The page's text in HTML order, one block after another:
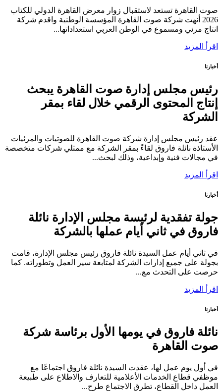
صوت القاهرة تستعد لاستقبال زوار معرض القاهرة الدولي للكتاب
2026 أنهت شركة صوت القاهرة المؤسسة الوطنية واقدم شركة
انتاج مرئي ومسموع في الوطن العربي استعداداتها...
اقرأ المزيد
أخبارنا
رئيس مجلس إدارة صوت القاهرة يبحث
إنتاج المحتوى الرقمي خلال لقاء بمقر
الشركة
عقد رئيس مجلس إدارة شركة صوت القاهرة للصوتيات والمرئيات
الأستاذة نائلة فاروق لقاءً بمقر الشركة مع ممثلي شركات متخصصة
في مجالات فنية وإبداعية، وذلك لبحث...
اقرأ المزيد
أخبارنا
جولة تفقدية لرئيسة مجلس الإدارة نائلة
فاروق في ثاني أيام عملها بالشركة
في ثاني أيام عمل السيدة نائلة فاروق رئيس مجلس الإدارة، قامت
بجولة على جميع إدارات الشركة لمتابعة سير العمل وتطوراته. كما
حرصت على التحدث مع...
اقرأ المزيد
أخبارنا
نائلة فاروق في يومها الأول برئاسة شركة
صوت القاهرة
في أول يوم عمل لها، عقدت السيدة نائلة فاروق اجتماعًا مع
موظفي قطاع الخدمات الأعلامية للتعارف والاطلاع على طبيعة
العمل داخل القطاع، تطرق الاجتماع طرح...